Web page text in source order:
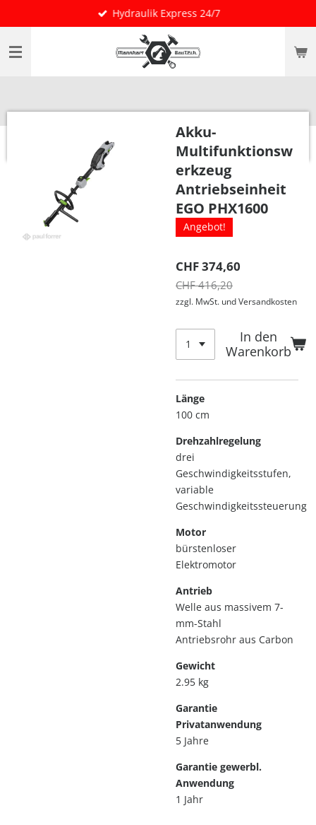
Hauptinhalt
springen
Hydraulik Express 24/7
Akku-
Multifunktionsw
erkzeug
Antriebseinheit
EGO PHX1600
Angebot!
CHF 374,60
CHF 416,20
zzgl. MwSt. und Versandkosten
In den
Warenkorb
Länge
100 cm
Drehzahlregelung
drei
Geschwindigkeitsstufen,
variable
Geschwindigkeitssteuerung
Motor
bürstenloser
Elektromotor
Antrieb
Welle aus massivem 7-
mm-Stahl
Antriebsrohr aus Carbon
Gewicht
2.95 kg
Garantie
Privatanwendung
5 Jahre
Garantie gewerbl.
Anwendung
1 Jahr